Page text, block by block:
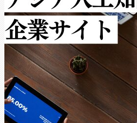
ルの変電所周囲を
作業と点群処理を
Avia 2は、2種類
× 80°のノーマル
ードを切り替えて
ることなく、単一